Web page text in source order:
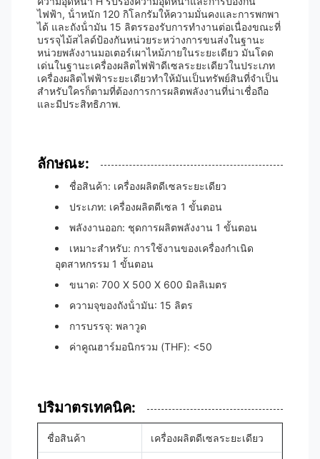
ไฟฟ้า, น้ําหนัก 120 กิโลกรัมให้ความมั่นคงและการพกพา
ได้ และถังน้ํามัน 15 ลิตรรองรับการทํางานต่อเนื่องขณะที่
บรรจุไม้สไลด์ป้องกันหน่วยระหว่างการขนส่งในฐานะ
หน่วยพลังงานมอเตอร์เผาไหม้ภายในระยะเดียว มันโดด
เด่นในฐานะเครื่องผลิตไฟฟ้าดีเซลระยะเดียวในประเภท
เครื่องผลิตไฟฟ้าระยะเดียวทําให้มันเป็นทรัพย์สินที่จําเป็น
สําหรับใครก็ตามที่ต้องการการผลิตพลังงานที่น่าเชื่อถือ
และมีประสิทธิภาพ.
ลักษณะ:
ชื่อสินค้า: เครื่องผลิตดีเซลระยะเดียว
ประเภท: เครื่องผลิตดีเซล 1 ขั้นตอน
พลังงานออก: ชุดการผลิตพลังงาน 1 ขั้นตอน
เหมาะสําหรับ: การใช้งานของเครื่องกําเนิด
อุตสาหกรรม 1 ขั้นตอน
ขนาด: 700 X 500 X 600 มิลลิเมตร
ความจุของถังน้ํามัน: 15 ลิตร
การบรรจุ: พลาวูด
ค่าคูณฮาร์มอนิกรวม (THF): <50
ปริมาตรเทคนิค:
ชื่อสินค้า เครื่องผลิตดีเซลระยะเดียว